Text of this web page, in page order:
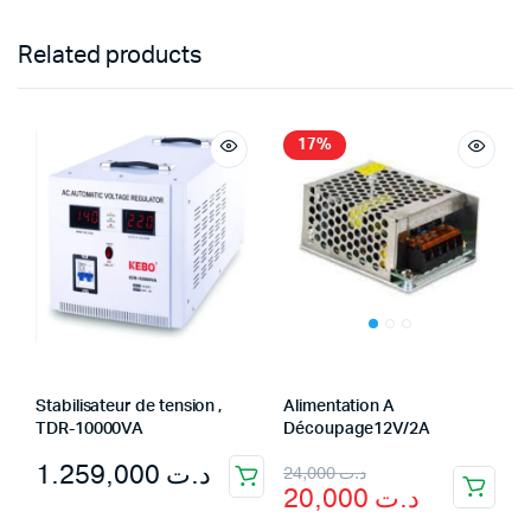
Related products
Stabilisateur de tension ,
TDR-10000VA
د.ت
17%
Alimentation A
Découpage12V/2A
د.ت24,000
Original
price
د.ت
Current
price